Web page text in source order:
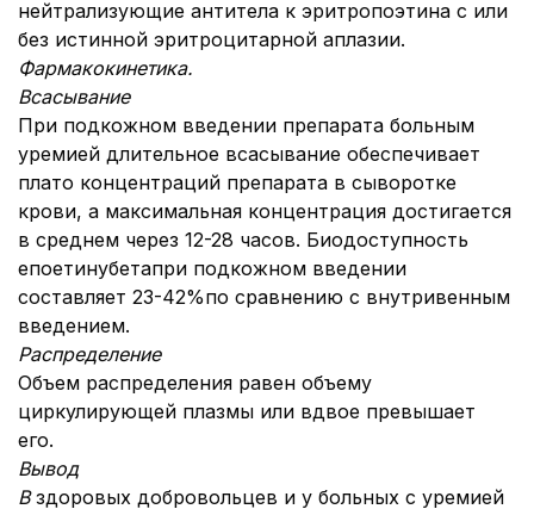
нейтрализующие антитела к эритропоэтина с или
без истинной эритроцитарной аплазии.
Фармакокинетика.
Всасывание
При подкожном введении препарата больным
уремией длительное всасывание обеспечивает
плато концентраций препарата в сыворотке
крови, а максимальная концентрация достигается
в среднем через 12-28 часов. Биодоступность
епоетинубетапри подкожном введении
составляет 23-42%по сравнению с внутривенным
введением.
Распределение
Объем распределения равен объему
циркулирующей плазмы или вдвое превышает
его.
Вывод
Вздоровых добровольцев и у больных с уремией